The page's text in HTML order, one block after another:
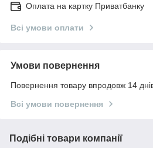
Оплата на картку Приватбанку
Всі умови оплати
Умови повернення
Повернення товару впродовж 14
Всі умови повернення
Подібні товари компанії